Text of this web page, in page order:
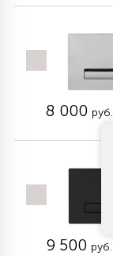
8 000 руб.
9 500 руб.